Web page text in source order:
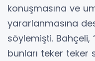
konuşmasına ve
yararlanmasına
söylemişti. Bahçeli,
bunları teker teker